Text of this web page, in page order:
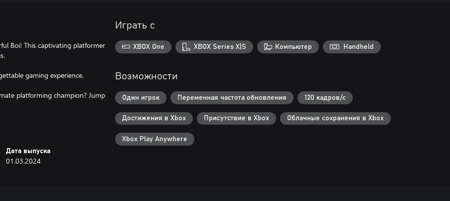
Boi! This captivating platformer
gaming experience.
platforming champion? Jump
Дата выпуска
01.03.2024
Играть с
XBOX One XBOX Series X|S Компьютер Handheld
Возможности
Один игрок Переменная частота обновления 120 кадров/с
Достижения в Xbox Присутствие в Xbox Облачные сохранения в Xbox
Xbox Play Anywhere